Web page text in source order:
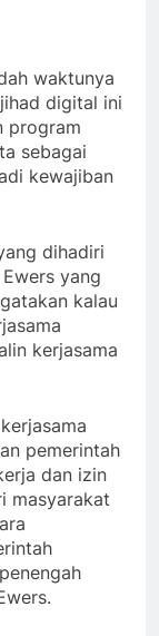
waktunya
digital ini
program
sebagai
kewajiban
dihadiri
yang
kalau
kerjasama
pemerintah
dan izin
masyarakat